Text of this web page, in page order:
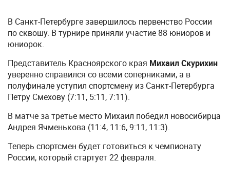
В Санкт-Петербурге завершилось первенство России
по сквошу. В турнире приняли участие 88 юниоров и
юниорок.
Представитель Красноярского края Михаил Скурихин
уверенно справился со всеми соперниками, а в
полуфинале уступил спортсмену из Санкт-Петербурга
Петру Смехову (7:11, 5:11, 7:11).
В матче за третье место Михаил победил новосибирца
Андрея Ячменькова (11:4, 11:6, 9:11, 11:3).
Теперь спортсмен будет готовиться к чемпионату
России, который стартует 22 февраля.